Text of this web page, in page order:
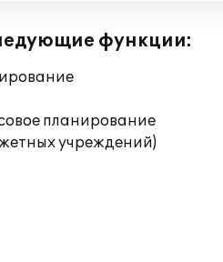
функции:
планирование
учреждений)